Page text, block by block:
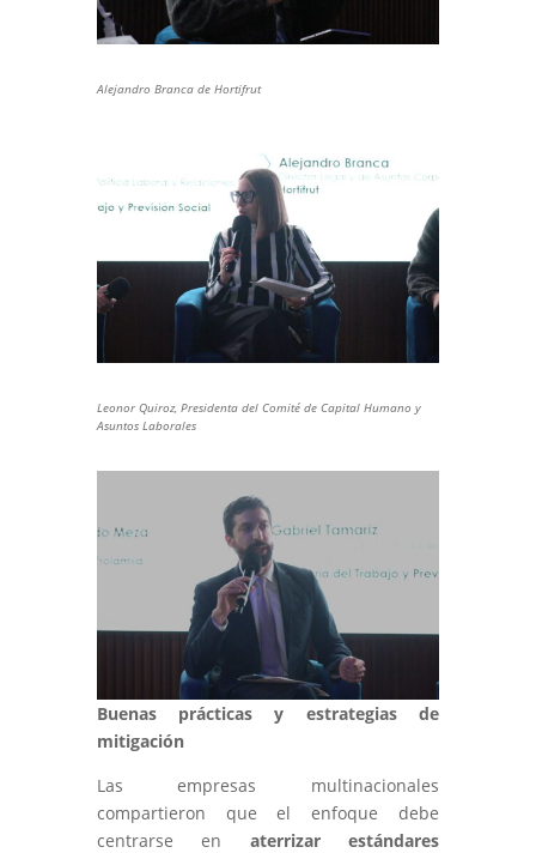
Alejandro Branca de Hortifrut
Leonor Quiroz, Presidenta del Comité de Capital Humano y
Asuntos Laborales
Buenas prácticas y estrategias de
mitigación
Las empresas multinacionales
compartieron que el enfoque debe
centrarse en aterrizar estándares